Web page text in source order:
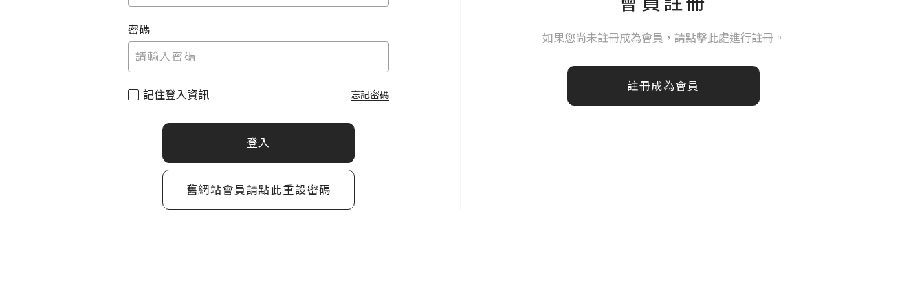
密碼
記住登入資訊 忘記密碼
登入
舊網站會員請點此重設密碼
如果您尚未註冊成為會員，請點擊此處進行註冊。
註冊成為會員